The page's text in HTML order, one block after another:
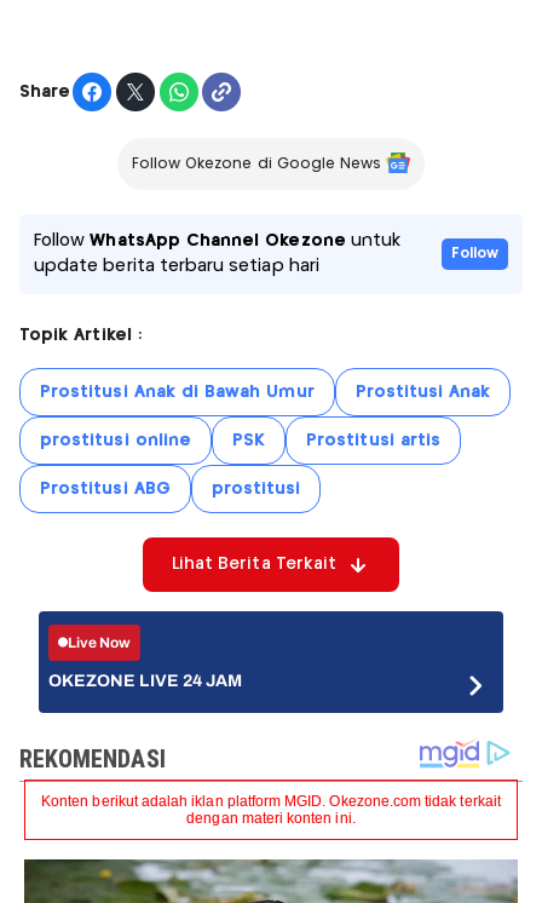
Share
Follow Okezone di Google News
FollowWhatsApp Channel Okezone untuk
update berita terbaru setiap hari
Follow
Topik Artikel :
Prostitusi Anak di Bawah Umur Prostitusi Anak
prostitusi online PSK Prostitusi artis
Prostitusi ABG prostitusi
Lihat Berita Terkait
Live Now
OKEZONE LIVE 24 JAM